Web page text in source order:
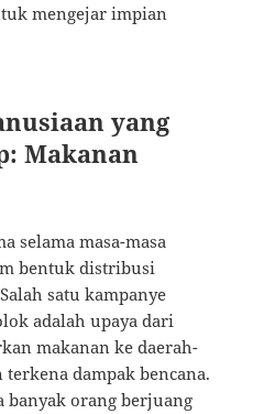
mengejar impian
yang
Makanan
selama masa-masa
bentuk distribusi
satu kampanye
adalah upaya dari
makanan ke daerah-
dampak bencana.
banyak orang berjuang